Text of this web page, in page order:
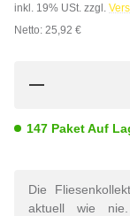
inkl. 19% USt. zzgl.
Netto: 25,92 €
147 Paket Auf
Die
aktuell wie